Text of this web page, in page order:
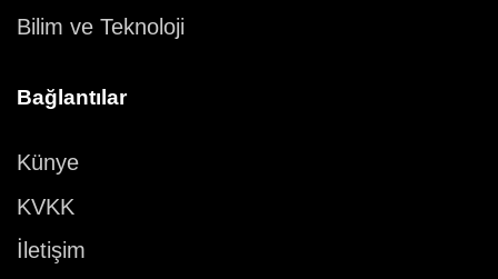
Bilim ve Teknoloji
Bağlantılar
Künye
KVKK
İletişim